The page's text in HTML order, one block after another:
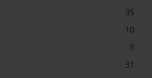
35
10
5
31